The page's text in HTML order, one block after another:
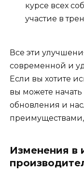
курсе всех
участие в
Все эти
современной и
Если вы хотите
вы можете начать
обновления и
Изменения в